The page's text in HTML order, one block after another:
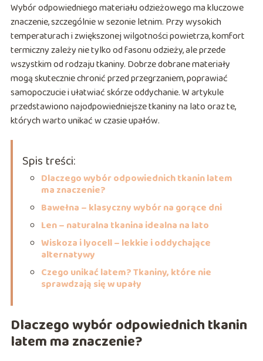
Wybór odpowiedniego materiału odzieżowego ma kluczowe
znaczenie, szczególnie w sezonie letnim. Przy wysokich
temperaturach i zwiększonej wilgotności powietrza, komfort
termiczny zależy nie tylko od fasonu odzieży, ale przede
wszystkim od rodzaju tkaniny. Dobrze dobrane materiały
mogą skutecznie chronić przed przegrzaniem, poprawiać
samopoczucie i ułatwiać skórze oddychanie. W artykule
przedstawiono najodpowiedniejsze tkaniny na lato oraz te,
których warto unikać w czasie upałów.
Spis treści:
Dlaczego wybór odpowiednich tkanin latem
ma znaczenie?
Bawełna – klasyczny wybór na gorące dni
Len – naturalna tkanina idealna na lato
Wiskoza i lyocell – lekkie i oddychające
alternatywy
Czego unikać latem? Tkaniny, które nie
sprawdzają się w upały
Dlaczego wybór odpowiednich tkanin
latem ma znaczenie?